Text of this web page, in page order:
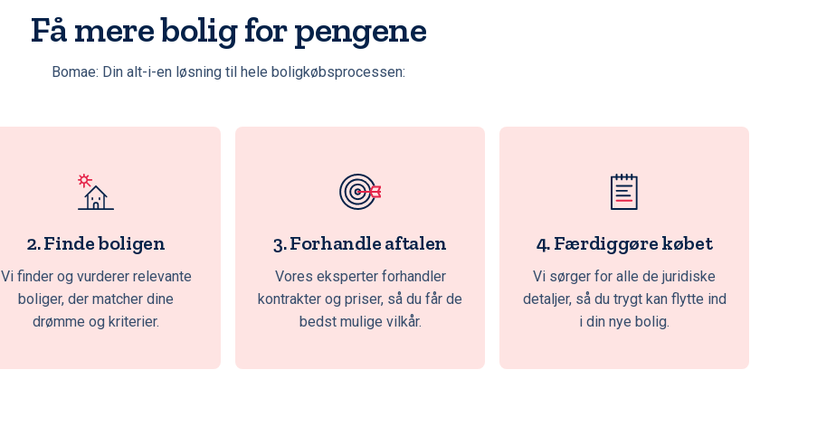
Få mere bolig for pengene
Bomae: Din alt-i-en løsning til hele boligkøbsprocessen:
2. Finde boligen
Vi finder og vurderer relevante
boliger, der matcher dine
drømme og kriterier.
3. Forhandle aftalen
Vores eksperter forhandler
kontrakter og priser, så du får de
bedst mulige vilkår.
4. Færdiggøre købet
Vi sørger for alle de juridiske
detaljer, så du trygt kan flytte ind
i din nye bolig.